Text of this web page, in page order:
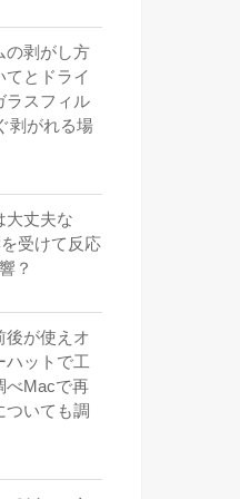
の剥がし方
てとドライ
ラスフィル
剥がれる場
大丈夫な
受けて反応
？
後が使えオ
ハットで工
べMacで再
ついても調